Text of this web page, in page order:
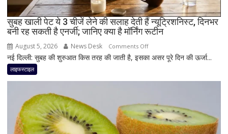
सुबह खाली पेट ये 3 चीजें लेने की सलाह देती हैं न्यूट्रिशनिस्ट, दिनभर
बनी रह सकती है एनर्जी; जानिए क्या है मॉर्निंग रूटीन
August 5, 2026 News Desk Comments Offon
सुबह
चीजें
लेने
नई दिल्ली: सुबह की शुरुआत किस तरह की जाती है, इसका असर पूरे दिन की ऊर्जा...
लाइफस्टाइल